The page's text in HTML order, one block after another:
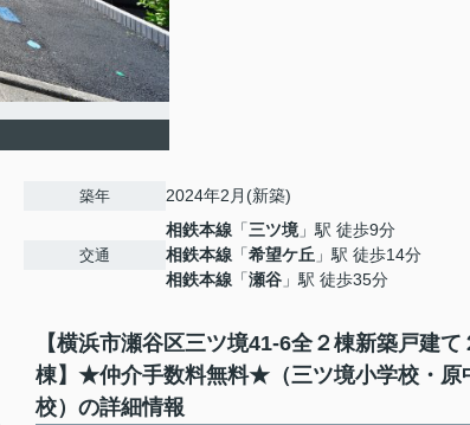
築年 2024年2月(新築)
交通
相鉄本線 「三ツ境」駅 徒歩9分
相鉄本線 「希望ケ丘 」駅 徒歩14分
相鉄本線 「瀬谷 」駅 徒歩35分
【横浜市瀬谷区三ツ境41-6全２棟新築戸建て
棟】★仲介手数料無料★（三ツ境小学校・原
校）の詳細情報